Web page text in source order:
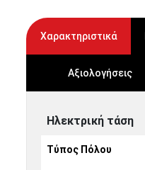
Χαρακτηριστικά
Αξιολογήσεις
Ηλεκτρική τάση
Τύπος Πόλου